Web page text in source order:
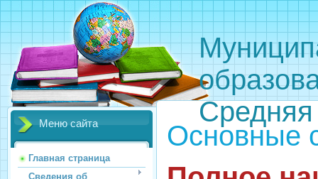
Меню сайта
Главная страница
Сведения об
Основные